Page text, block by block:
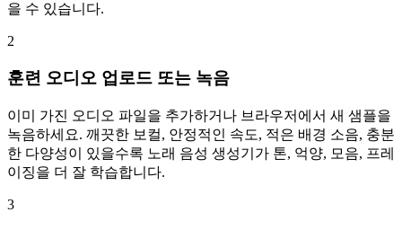
을 수 있습니다.
2
훈련 오디오 업로드 또는 녹음
이미 가진 오디오 파일을 추가하거나 브라우저에서 새 샘플을
녹음하세요. 깨끗한 보컬, 안정적인 속도, 적은 배경 소음, 충분
한 다양성이 있을수록 노래 음성 생성기가 톤, 억양, 모음, 프레
이징을 더 잘 학습합니다.
3